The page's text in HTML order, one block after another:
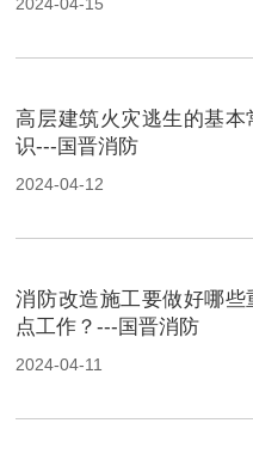
高层建筑火灾逃生的基本
识---国晋消防
2024-04-12
消防改造施工要做好哪些
点工作？---国晋消防
2024-04-11